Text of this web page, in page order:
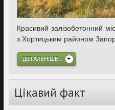
Красивий залізобетонний
з Хортицьким районом
ДЕТАЛЬНІШЕ...
Цікавий факт